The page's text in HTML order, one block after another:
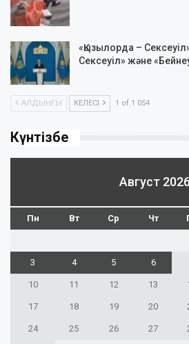
«Қызылорда –
Сексеуіл» және
АЛДЫҢҒЫ КЕЛЕСІ 1 of 1 054
Күнтізбе
Август 2026
Пн Вт Ср Чт
3 4 5 6
10 11 12 13
17 18 19 20
24 25 26 27